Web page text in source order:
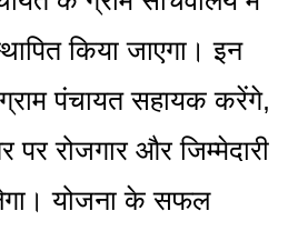
किया जाएगा। इन
पंचायत सहायक करेंगे,
रोजगार और जिम्मेदारी
योजना के सफल